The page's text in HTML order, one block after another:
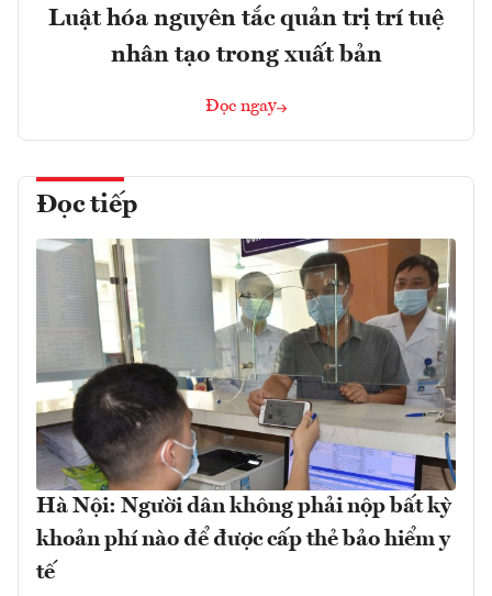
Luật hóa nguyên tắc quản trị trí tuệ
nhân tạo trong xuất bản
Đọc ngay
Đọc tiếp
Hà Nội: Người dân không phải nộp bất kỳ
khoản phí nào để được cấp thẻ bảo hiểm y
tế